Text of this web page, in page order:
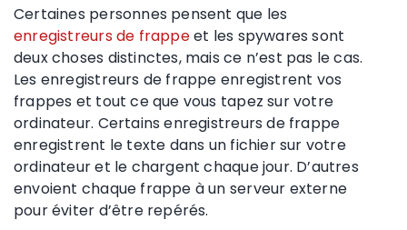
Certaines personnes pensent que les
enregistreurs de frappeet les spywares sont
deux choses distinctes, mais ce n’est pas le cas.
Les enregistreurs de frappe enregistrent vos
frappes et tout ce que vous tapez sur votre
ordinateur. Certains enregistreurs de frappe
enregistrent le texte dans un fichier sur votre
ordinateur et le chargent chaque jour. D’autres
envoient chaque frappe à un serveur externe
pour éviter d’être repérés.